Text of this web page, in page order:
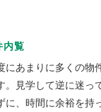
内覧
にあまりに多くの物
。見学して逆に迷っ
に、時間に余裕を持